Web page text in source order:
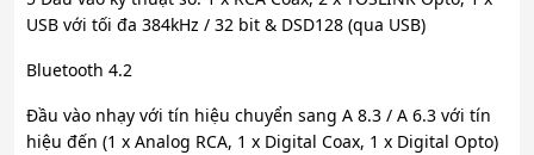
USB với tối đa 384kHz / 32 bit & DSD128 (qua USB)
Bluetooth 4.2
Đầu vào nhạy với tín hiệu chuyển sang A 8.3 / A 6.3 với tín
hiệu đến (1 x Analog RCA, 1 x Digital Coax, 1 x Digital Opto)